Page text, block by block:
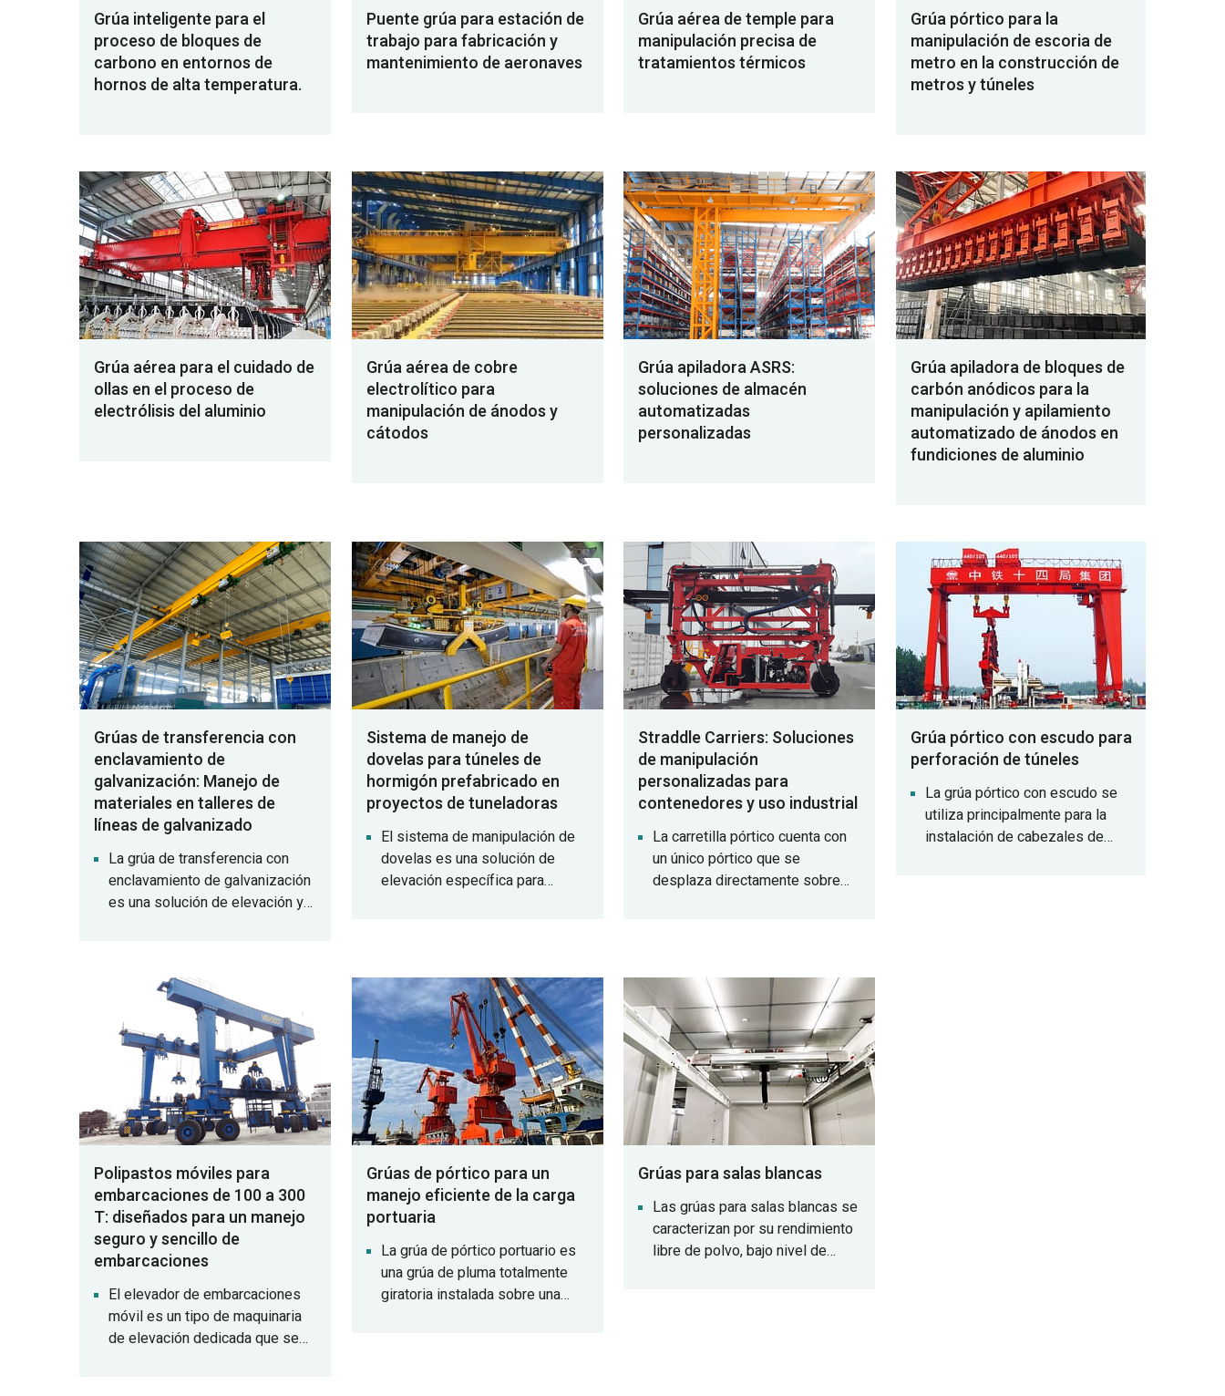
Grúa inteligente para el
proceso de bloques de
carbono en entornos de
hornos de alta temperatura.
Puente grúa para estación de
trabajo para fabricación y
mantenimiento de aeronaves
Grúa aérea de temple para
manipulación precisa de
tratamientos térmicos
Grúa pórtico para la
manipulación de escoria de
metro en la construcción de
metros y túneles
Grúa aérea para el cuidado de
ollas en el proceso de
electrólisis del aluminio
Grúa aérea de cobre
electrolítico para
manipulación de ánodos y
cátodos
Grúa apiladora ASRS:
soluciones de almacén
automatizadas
personalizadas
Grúa apiladora de bloques de
carbón anódicos para la
manipulación y apilamiento
automatizado de ánodos en
fundiciones de aluminio
Grúas de transferencia con
enclavamiento de
galvanización: Manejo de
materiales en talleres de
líneas de galvanizado
La grúa de transferencia con
enclavamiento de galvanización
es una solución de elevación y
particularmente adecuada para
procesos con flujos de trabajo
complejos y entornos
operativos hostiles.
Sistema de manejo de
dovelas para túneles de
hormigón prefabricado en
proyectos de tuneladoras
El sistema de manipulación de
dovelas es una solución de
elevación específica para
cajón, lo que garantiza la
seguridad y la eficiencia de la
construcción de tuneladoras de
escudo.
Straddle Carriers: Soluciones
de manipulación
personalizadas para
contenedores y uso industrial
La carretilla pórtico cuenta con
un único pórtico que se
desplaza directamente sobre
desde camiones, vagones de
ferrocarril o desde el suelo.
Grúa pórtico con escudo para
perforación de túneles
La grúa pórtico con escudo se
utiliza principalmente para la
instalación de cabezales de
Polipastos móviles para
embarcaciones de 100 a 300
T: diseñados para un manejo
seguro y sencillo de
embarcaciones
El elevador de embarcaciones
móvil es un tipo de maquinaria
de elevación dedicada que se
Grúas de pórtico para un
manejo eficiente de la carga
portuaria
La grúa de pórtico portuario es
una grúa de pluma totalmente
giratoria instalada sobre una
Grúas para salas blancas
Las grúas para salas blancas se
caracterizan por su rendimiento
libre de polvo, bajo nivel de